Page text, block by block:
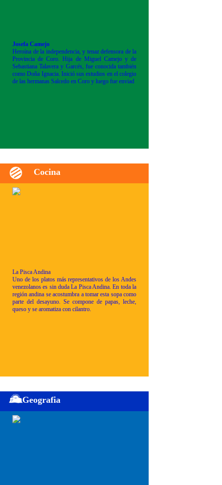
Josefa Camejo
Heroína de la independencia, y tenaz defensora de la
Provincia de Coro. Hija de Miguel Camejo y de
Sebastiana Talavera y Garcés, fue conocida también
como Doña Ignacia. Inició sus estudios en el colegio
de las hermanas Salcedo en Coro y luego fue enviad
Cocina
La Pisca Andina
Uno de los platos más representativos de los Andes
venezolanos es sin duda La Pisca Andina. En toda la
región andina se acostumbra a tomar esta sopa como
parte del desayuno. Se compone de papas, leche,
queso y se aromatiza con cilantro.
Geografia